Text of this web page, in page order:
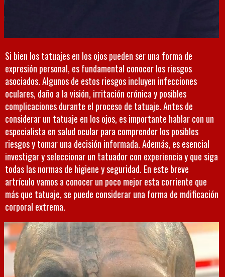
Si bien los tatuajes en los ojos pueden ser una forma de
expresión personal, es fundamental conocer los riesgos
asociados. Algunos de estos riesgos incluyen infecciones
oculares, daño a la visión, irritación crónica y posibles
complicaciones durante el proceso de tatuaje. Antes de
considerar un tatuaje en los ojos, es importante hablar con un
especialista en salud ocular para comprender los posibles
riesgos y tomar una decisión informada. Además, es esencial
investigar y seleccionar un tatuador con experiencia y que siga
todas las normas de higiene y seguridad. En este breve
artrículo vamos a conocer un poco mejor esta corriente que
más que tatuaje, se puede considerar una forma de mdificación
corporal extrema.